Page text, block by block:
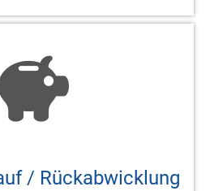
/ Rückabwicklung